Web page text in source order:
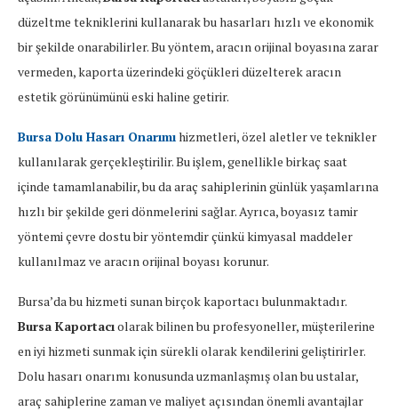
düzeltme tekniklerini kullanarak bu hasarları hızlı ve ekonomik
bir şekilde onarabilirler. Bu yöntem, aracın orijinal boyasına zarar
vermeden, kaporta üzerindeki göçükleri düzelterek aracın
estetik görünümünü eski haline getirir.
Bursa Dolu Hasarı Onarımıhizmetleri, özel aletler ve teknikler
kullanılarak gerçekleştirilir. Bu işlem, genellikle birkaç saat
içinde tamamlanabilir, bu da araç sahiplerinin günlük yaşamlarına
hızlı bir şekilde geri dönmelerini sağlar. Ayrıca, boyasız tamir
yöntemi çevre dostu bir yöntemdir çünkü kimyasal maddeler
kullanılmaz ve aracın orijinal boyası korunur.
Bursa’da bu hizmeti sunan birçok kaportacı bulunmaktadır.
Bursa Kaportacıolarak bilinen bu profesyoneller, müşterilerine
en iyi hizmeti sunmak için sürekli olarak kendilerini geliştirirler.
Dolu hasarı onarımı konusunda uzmanlaşmış olan bu ustalar,
araç sahiplerine zaman ve maliyet açısından önemli avantajlar